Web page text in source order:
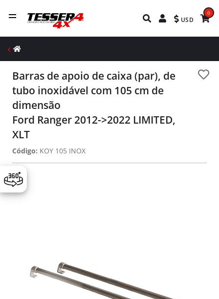
USD
0
Barras de apoio de caixa (par), de
tubo inoxidável com 105 cm de
dimensão
Ford Ranger 2012->2022 LIMITED,
XLT
Código: KOY 105 INOX